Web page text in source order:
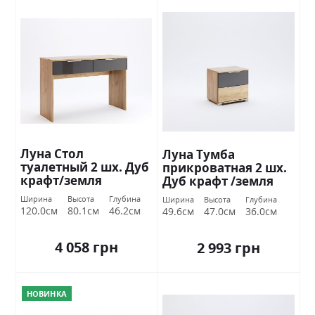
Луна Стол
туалетный 2 шх. Дуб
крафт/земля
Миромарк
Ширина
120.0см
Высота
80.1см
Глубина
46.2см
4 058 грн
Луна Тумба
прикроватная 2 шх.
Дуб крафт /земля
Миромарк
Ширина
49.6см
Высота
47.0см
Глубина
36.0см
2 993 грн
НОВИНКА